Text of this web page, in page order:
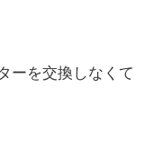
ーを交換しなくて